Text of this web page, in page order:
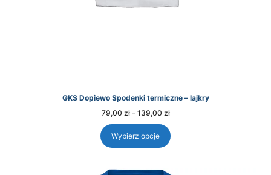
GKS Dopiewo Spodenki termiczne – lajkry
79,00 zł – 139,00 złZakres
79,00 zł
do
Wybierz opcje